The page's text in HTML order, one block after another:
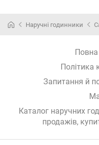
Наручні годинники
Повна
Політика
Запитання й
Каталог наручних
продажів,